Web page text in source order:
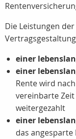
Die Leistungen
einer
einer
Rente wird
vereinbarte
weitergezahlt
einer
das